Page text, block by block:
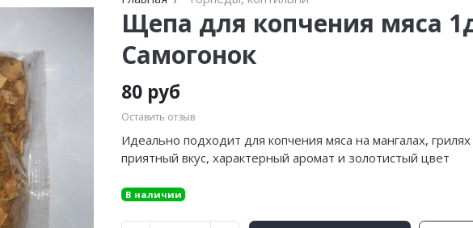
Щепа для копчения мяса
Самогонок
80 руб
Оставить отзыв
Идеально подходит для копчения мяса на мангалах,
приятный вкус, характерный аромат и золотистый цвет
В наличии